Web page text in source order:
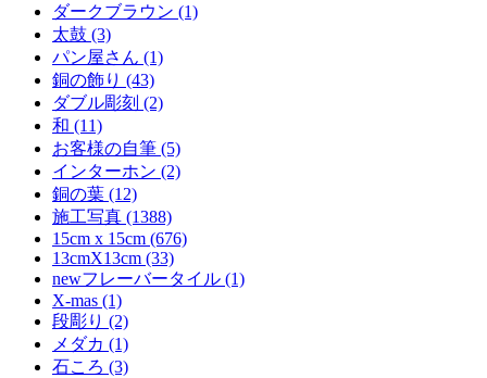
ダークブラウン (1)
太鼓 (3)
パン屋さん (1)
銅の飾り (43)
ダブル彫刻 (2)
和 (11)
お客様の自筆 (5)
インターホン (2)
銅の葉 (12)
施工写真 (1388)
15cm x 15cm (676)
13cmX13cm (33)
newフレーバータイル (1)
X-mas (1)
段彫り (2)
メダカ (1)
石ころ (3)